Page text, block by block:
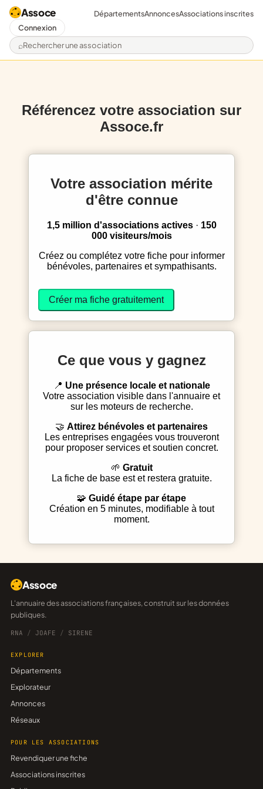
Assoce
Rechercher une association
DépartementsAnnoncesAssociations inscrites
Connexion
Référencez votre association sur
Assoce.fr
Votre association mérite
d'être connue
1,5 million d'associations actives· 150
000 visiteurs/mois
Créez ou complétez votre fiche pour informer
bénévoles, partenaires et sympathisants.
Créer ma fiche gratuitement
Ce que vous y gagnez
Une présence locale et nationale
Votre association visible dans l'annuaire et
sur les moteurs de recherche.
Attirez bénévoles et partenaires
Les entreprises engagées vous trouveront
pour proposer services et soutien concret.
Gratuit
La fiche de base est et restera gratuite.
Guidé étape par étape
Création en 5 minutes, modifiable à tout
moment.
Assoce
L'annuaire des associations françaises, construit sur les données
publiques.
RNA / JOAFE / SIRENE
EXPLORER
Départements
Explorateur
Annonces
Réseaux
POUR LES ASSOCIATIONS
Revendiquer une fiche
Associations inscrites